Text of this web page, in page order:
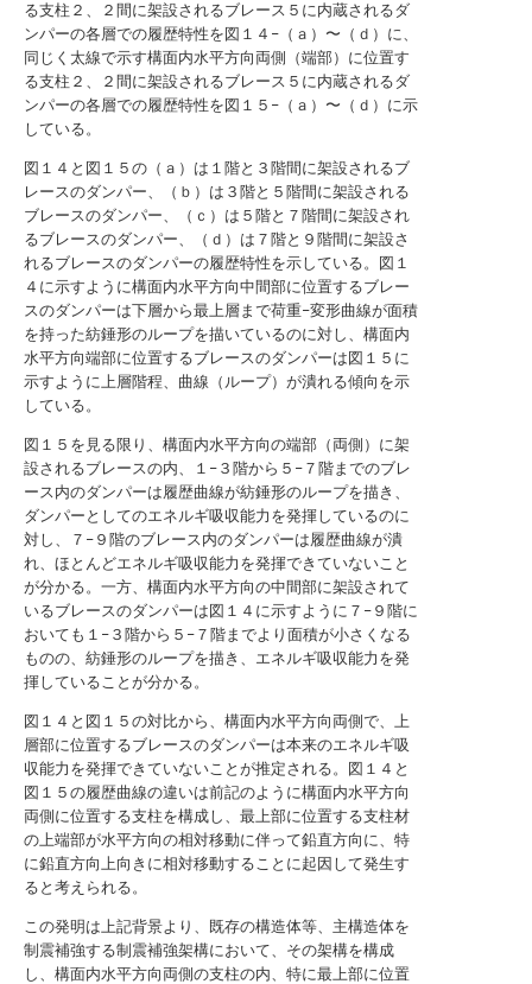
る支柱２、２間に架設されるブレース５に内蔵されるダ
ンパーの各層での履歴特性を図１４−（ａ）〜（ｄ）に、
同じく太線で示す構面内水平方向両側（端部）に位置す
る支柱２、２間に架設されるブレース５に内蔵されるダ
ンパーの各層での履歴特性を図１５−（ａ）〜（ｄ）に示
している。
図１４と図１５の（ａ）は１階と３階間に架設されるブ
レースのダンパー、（ｂ）は３階と５階間に架設される
ブレースのダンパー、（ｃ）は５階と７階間に架設され
るブレースのダンパー、（ｄ）は７階と９階間に架設さ
れるブレースのダンパーの履歴特性を示している。図１
４に示すように構面内水平方向中間部に位置するブレー
スのダンパーは下層から最上層まで荷重−変形曲線が面積
を持った紡錘形のループを描いているのに対し、構面内
水平方向端部に位置するブレースのダンパーは図１５に
示すように上層階程、曲線（ループ）が潰れる傾向を示
している。
図１５を見る限り、構面内水平方向の端部（両側）に架
設されるブレースの内、１−３階から５−７階までのブレ
ース内のダンパーは履歴曲線が紡錘形のループを描き、
ダンパーとしてのエネルギ吸収能力を発揮しているのに
対し、７−９階のブレース内のダンパーは履歴曲線が潰
れ、ほとんどエネルギ吸収能力を発揮できていないこと
が分かる。一方、構面内水平方向の中間部に架設されて
いるブレースのダンパーは図１４に示すように７−９階に
おいても１−３階から５−７階までより面積が小さくなる
ものの、紡錘形のループを描き、エネルギ吸収能力を発
揮していることが分かる。
図１４と図１５の対比から、構面内水平方向両側で、上
層部に位置するブレースのダンパーは本来のエネルギ吸
収能力を発揮できていないことが推定される。図１４と
図１５の履歴曲線の違いは前記のように構面内水平方向
両側に位置する支柱を構成し、最上部に位置する支柱材
の上端部が水平方向の相対移動に伴って鉛直方向に、特
に鉛直方向上向きに相対移動することに起因して発生す
ると考えられる。
この発明は上記背景より、既存の構造体等、主構造体を
制震補強する制震補強架構において、その架構を構成
し、構面内水平方向両側の支柱の内、特に最上部に位置